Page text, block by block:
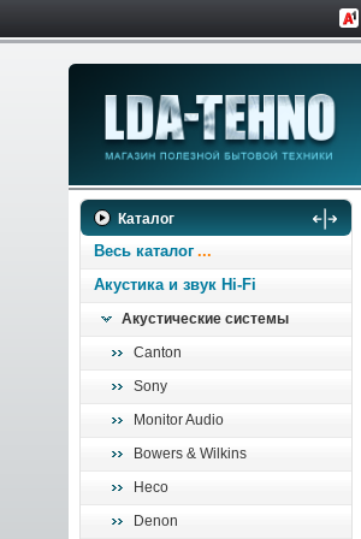
Каталог
Весь каталог
Акустика и звук Hi-Fi
Акустические системы
Canton
Sony
Monitor Audio
Bowers & Wilkins
Heco
Denon